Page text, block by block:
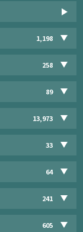
1,198
258
89
13,973
33
64
241
605